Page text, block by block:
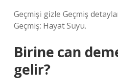
Geçmişi gizle Geçmiş
Geçmiş: Hayat Suyu.
Birine can
gelir?